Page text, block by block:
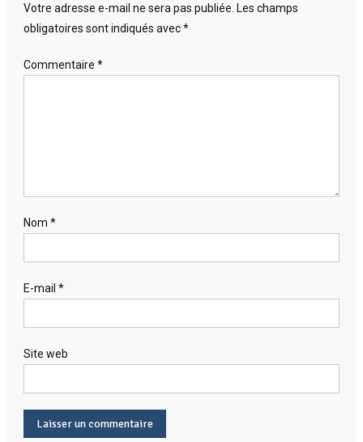
Votre adresse e-mail ne sera pas publiée. Les champs
obligatoires sont indiqués avec*
Commentaire *
Nom *
E-mail *
Site web